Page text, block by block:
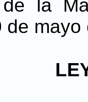
de la
de mayo